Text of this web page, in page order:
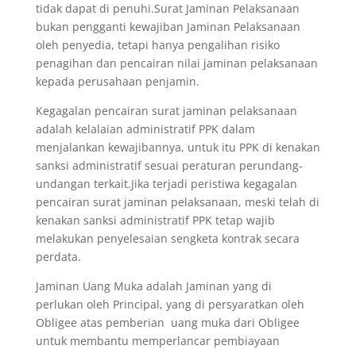
tidak dapat di penuhi.Surat Jaminan Pelaksanaan
bukan pengganti kewajiban Jaminan Pelaksanaan
oleh penyedia, tetapi hanya pengalihan risiko
penagihan dan pencairan nilai jaminan pelaksanaan
kepada perusahaan penjamin.
Kegagalan pencairan surat jaminan pelaksanaan
adalah kelalaian administratif PPK dalam
menjalankan kewajibannya, untuk itu PPK di kenakan
sanksi administratif sesuai peraturan perundang-
undangan terkait.Jika terjadi peristiwa kegagalan
pencairan surat jaminan pelaksanaan, meski telah di
kenakan sanksi administratif PPK tetap wajib
melakukan penyelesaian sengketa kontrak secara
perdata.
Jaminan Uang Muka adalah Jaminan yang di
perlukan oleh Principal, yang di persyaratkan oleh
Obligee atas pemberian uang muka dari Obligee
untuk membantu memperlancar pembiayaan